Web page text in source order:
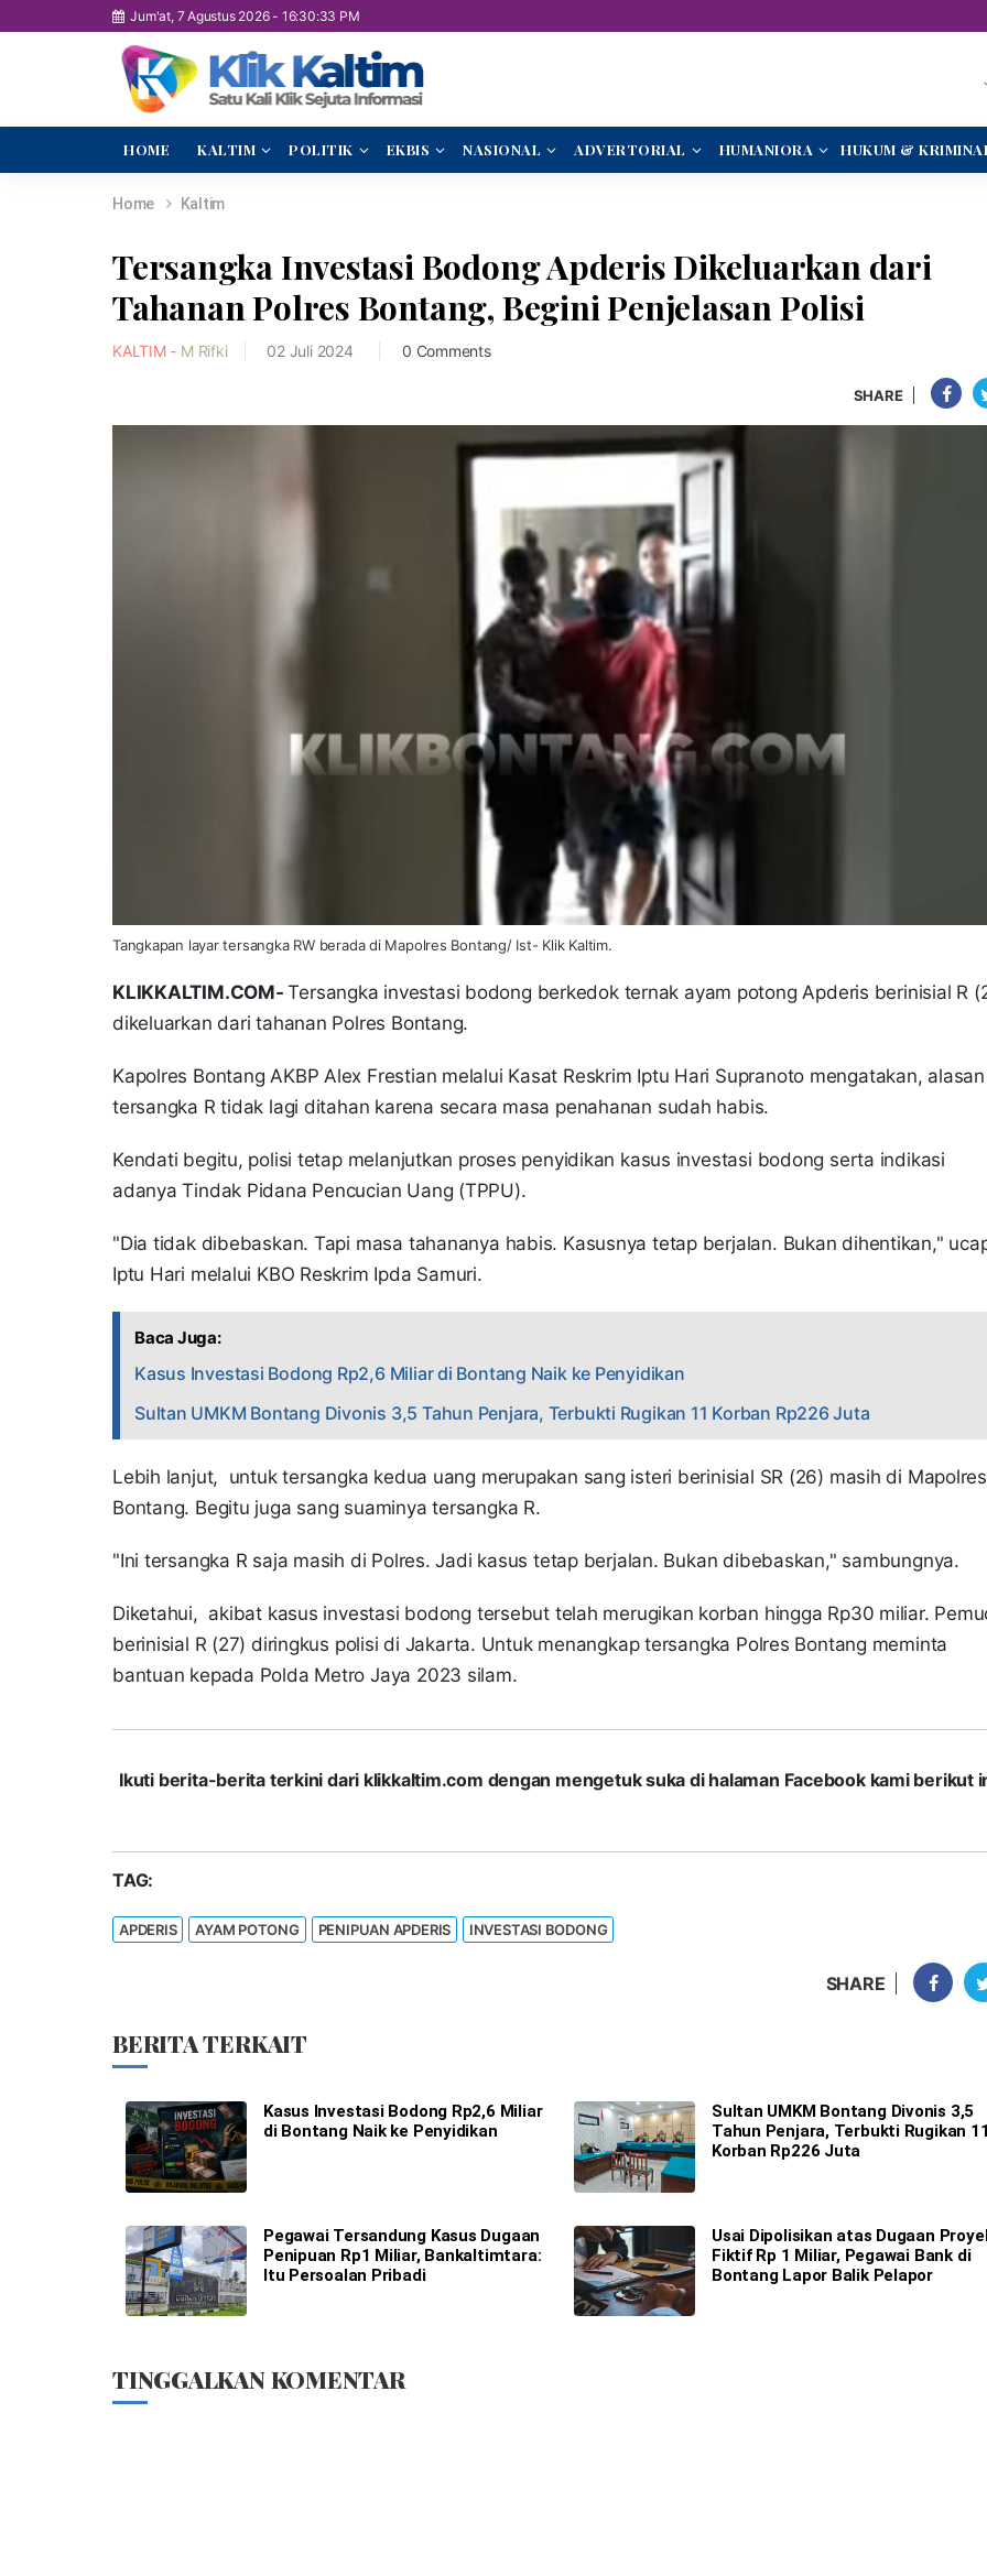
Jum'at, 7 Agustus 2026- 16:30:34 PM
HOME KALTIM POLITIK EKBIS NASIONAL ADVERTORIAL HUMANIORA HUKUM &
Home Kaltim
Tersangka Investasi Bodong Apderis Dikeluarkan dari
Tahanan Polres Bontang, Begini Penjelasan Polisi
KALTIM - M Rifki 02 Juli 2024 0 Comments
SHARE
Tangkapan layar tersangka RW berada di Mapolres Bontang/ Ist- Klik Kaltim.
KLIKKALTIM.COM-Tersangka investasi bodong berkedok ternak ayam potong Apderis berinisial R
dikeluarkan dari tahanan Polres Bontang.
Kapolres Bontang AKBP Alex Frestian melalui Kasat Reskrim Iptu Hari Supranoto mengatakan, alasan
tersangka R tidak lagi ditahan karena secara masa penahanan sudah habis.
Kendati begitu, polisi tetap melanjutkan proses penyidikan kasus investasi bodong serta indikasi
adanya Tindak Pidana Pencucian Uang (TPPU).
"Dia tidak dibebaskan. Tapi masa tahananya habis. Kasusnya tetap berjalan. Bukan dihentikan,"
Iptu Hari melalui KBO Reskrim Ipda Samuri.
Baca Juga:
Kasus Investasi Bodong Rp2,6 Miliar di Bontang Naik ke Penyidikan
Sultan UMKM Bontang Divonis 3,5 Tahun Penjara, Terbukti Rugikan 11 Korban Rp226 Juta
Lebih lanjut, untuk tersangka kedua uang merupakan sang isteri berinisial SR (26) masih di Mapolres
Bontang. Begitu juga sang suaminya tersangka R.
"Ini tersangka R saja masih di Polres. Jadi kasus tetap berjalan. Bukan dibebaskan," sambungnya.
Diketahui, akibat kasus investasi bodong tersebut telah merugikan korban hingga Rp30 miliar.
berinisial R (27) diringkus polisi di Jakarta. Untuk menangkap tersangka Polres Bontang meminta
bantuan kepada Polda Metro Jaya 2023 silam.
Ikuti berita-berita terkini dari klikkaltim.com dengan mengetuk suka di halaman Facebook kami berikut
TAG:
APDERIS AYAM POTONG PENIPUAN APDERIS INVESTASI BODONG
SHARE
BERITA TERKAIT
Kasus Investasi Bodong Rp2,6 Miliar
di Bontang Naik ke Penyidikan
Sultan UMKM Bontang Divonis 3,5
Tahun Penjara, Terbukti Rugikan
Korban Rp226 Juta
Pegawai Tersandung Kasus Dugaan
Penipuan Rp1 Miliar, Bankaltimtara:
Itu Persoalan Pribadi
Usai Dipolisikan atas Dugaan
Fiktif Rp 1 Miliar, Pegawai Bank di
Bontang Lapor Balik Pelapor
TINGGALKAN KOMENTAR